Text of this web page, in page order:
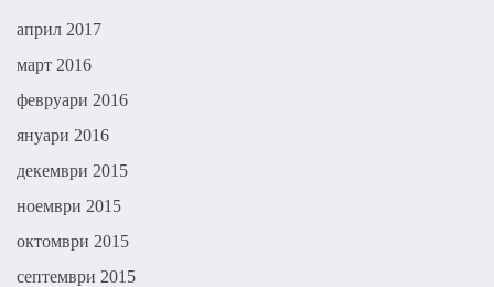
април 2017
март 2016
февруари 2016
януари 2016
декември 2015
ноември 2015
октомври 2015
септември 2015